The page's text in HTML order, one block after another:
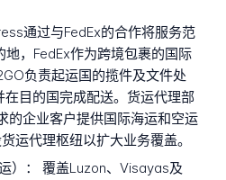
通过与FedEx的合作将服务范
，FedEx作为跨境包裹的国际
负责起运国的揽件及文件处
目的国完成配送。货运代理部
的企业客户提供国际海运和空运
运代理枢纽以扩大业务覆盖。
）：
覆盖Luzon、Visayas及